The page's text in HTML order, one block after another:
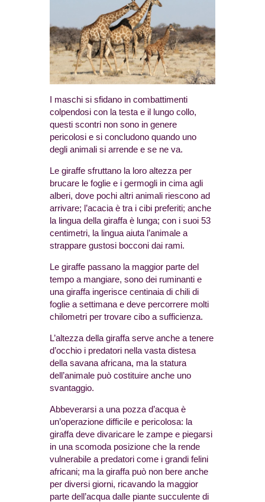
I maschi si sfidano in combattimenti
colpendosi con la testa e il lungo collo,
questi scontri non sono in genere
pericolosi e si concludono quando uno
degli animali si arrende e se ne va.
Le giraffe sfruttano la loro altezza per
brucare le foglie e i germogli in cima agli
alberi, dove pochi altri animali riescono ad
arrivare; l’acacia è tra i cibi preferiti; anche
la lingua della giraffa è lunga; con i suoi 53
centimetri, la lingua aiuta l’animale a
strappare gustosi bocconi dai rami.
Le giraffe passano la maggior parte del
tempo a mangiare, sono dei ruminanti e
una giraffa ingerisce centinaia di chili di
foglie a settimana e deve percorrere molti
chilometri per trovare cibo a sufficienza.
L’altezza della giraffa serve anche a tenere
d’occhio i predatori nella vasta distesa
della savana africana, ma la statura
dell’animale può costituire anche uno
svantaggio.
Abbeverarsi a una pozza d’acqua è
un’operazione difficile e pericolosa: la
giraffa deve divaricare le zampe e piegarsi
in una scomoda posizione che la rende
vulnerabile a predatori come i grandi felini
africani; ma la giraffa può non bere anche
per diversi giorni, ricavando la maggior
parte dell’acqua dalle piante succulente di